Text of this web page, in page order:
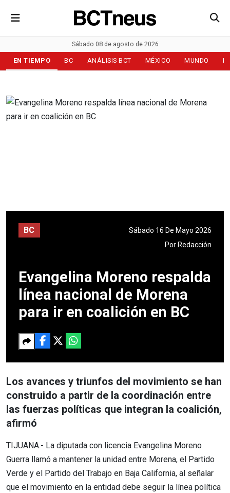
Sábado 08 de agosto de 2026
EN TIEMPO BC ANÁLISIS BCT MÉXICO MUNDO
BC
Sábado 16 De Mayo 2026
Por Redacción
Evangelina Moreno respalda
línea nacional de Morena
para ir en coalición en BC
Los avances y triunfos del movimiento se han
construido a partir de la coordinación entre
las fuerzas políticas que integran la coalición,
afirmó
TIJUANA.- La diputada con licencia Evangelina Moreno
Guerra llamó a mantener la unidad entre Morena, el Partido
Verde y el Partido del Trabajo en Baja California, al señalar
que el movimiento en la entidad debe seguir la línea política